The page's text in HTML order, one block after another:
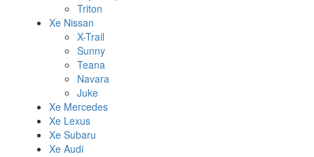
Triton
Xe Nissan
X-Trail
Sunny
Teana
Navara
Juke
Xe Mercedes
Xe Lexus
Xe Subaru
Xe Audi